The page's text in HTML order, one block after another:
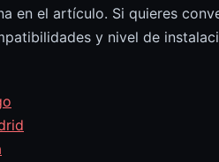
en el artículo. Si quieres
y nivel de